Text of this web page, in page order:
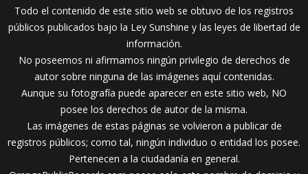
Todo el contenido de este sitio web se obtuvo de los registros
públicos publicados bajo la Ley Sunshine y las leyes de libertad de
información.
No poseemos ni afirmamos ningún privilegio de derechos de
autor sobre ninguna de las imágenes aquí contenidas.
Aunque su fotografía puede aparecer en este sitio web, NO
posee los derechos de autor de la misma.
Las imágenes de estas páginas se volvieron a publicar de
registros públicos; como tal, ningún individuo o entidad los posee.
Pertenecen a la ciudadanía en general.